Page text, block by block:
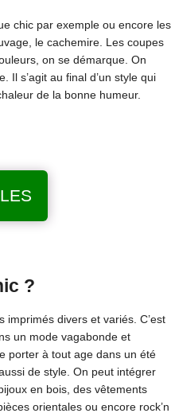
chic par exemple ou encore les
le cachemire. Les coupes
on se démarque. On
Il s’agit au final d’un style qui
de la bonne humeur.
?
divers et variés. C’est
un mode vagabonde et
porter à tout age dans un été
de style. On peut intégrer
en bois, des vêtements
orientales ou encore rock’n